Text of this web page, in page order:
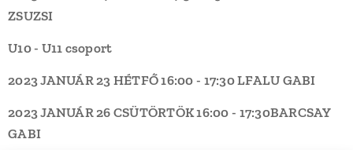
ZSUZSI
U10 - U11 csoport
2023 JANUÁR 23 HÉTFŐ16:00 - 17:30LFALU GABI
2023 JANUÁR 26 CSÜTÖRTÖK16:00 - 17:30BARCSAY
GABI